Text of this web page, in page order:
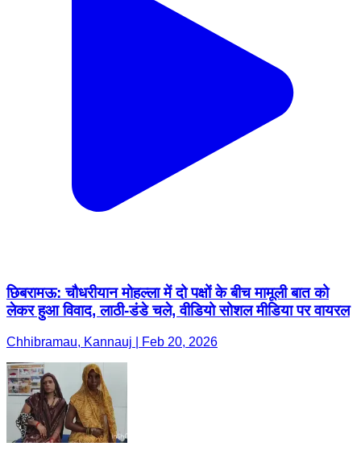
छिबरामऊ: चौधरीयान मोहल्ला में दो पक्षों के बीच मामूली बात को
लेकर हुआ विवाद, लाठी-डंडे चले, वीडियो सोशल मीडिया पर वायरल
Chhibramau, Kannauj | Feb 20, 2026